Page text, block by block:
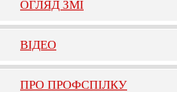
ОГЛЯД ЗМI
ВIДЕО
ПРО ПРОФСПIЛКУ